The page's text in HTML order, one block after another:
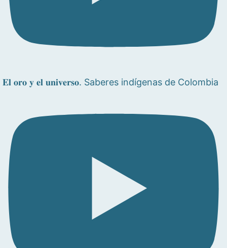
𝐄𝐥 𝐨𝐫𝐨 𝐲 𝐞𝐥 𝐮𝐧𝐢𝐯𝐞𝐫𝐬𝐨. Saberes indígenas de Colombia